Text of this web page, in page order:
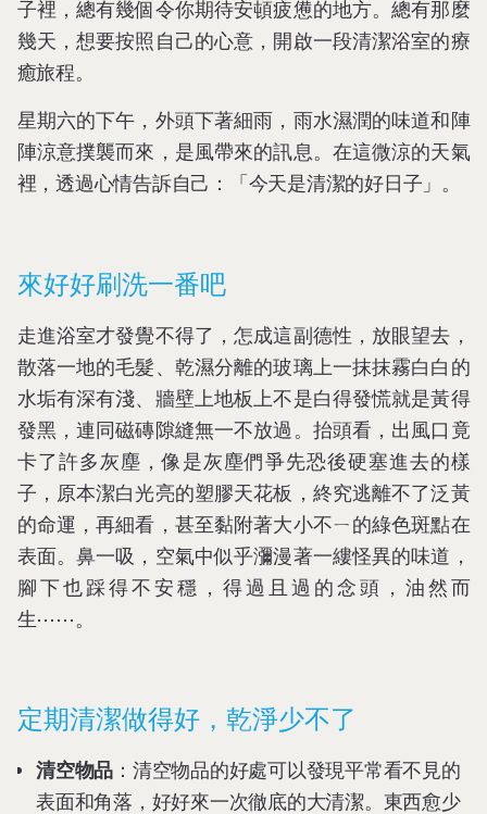
子裡，總有幾個令你期待安頓疲憊的地方。總有那麼
幾天，想要按照自己的心意，開啟一段清潔浴室的療
癒旅程。
星期六的下午，外頭下著細雨，雨水濕潤的味道和陣
陣涼意撲襲而來，是風帶來的訊息。在這微涼的天氣
裡，透過心情告訴自己：「今天是清潔的好日子」。
來好好刷洗一番吧
走進浴室才發覺不得了，怎成這副德性，放眼望去，
散落一地的毛髮、乾濕分離的玻璃上一抹抹霧白白的
水垢有深有淺、牆壁上地板上不是白得發慌就是黃得
發黑，連同磁磚隙縫無一不放過。抬頭看，出風口竟
卡了許多灰塵，像是灰塵們爭先恐後硬塞進去的樣
子，原本潔白光亮的塑膠天花板，終究逃離不了泛黃
的命運，再細看，甚至黏附著大小不ㄧ的綠色斑點在
表面。鼻一吸，空氣中似乎瀰漫著一縷怪異的味道，
腳下也踩得不安穩，得過且過的念頭，油然而
生⋯⋯。
定期清潔做得好，乾淨少不了
清空物品 ：清空物品的好處可以發現平常看不見的
表面和角落，好好來一次徹底的大清潔。東西愈少